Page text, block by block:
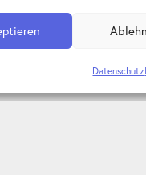
Datenschutz